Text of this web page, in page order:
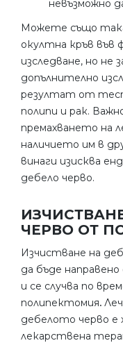
невъзможно
Можете също
окултна кръв във
изследване, но не
допълнително
резултат от
полипи и рак.
премахването на
наличието им в
винаги изисква
дебело черво.
ЧЕРВО ОТ
Изчистване на
да бъде
и се случва по
полипектомия.
дебелото черво е
лекарствена